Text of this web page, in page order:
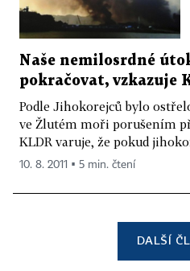
Naše nemilosrdné
pokračovat, vzkazuje
Podle Jihokorejců bylo
ve Žlutém moři porušením
KLDR varuje, že pokud
10. 8. 2011 ▪ 5 min. čtení
DALŠÍ